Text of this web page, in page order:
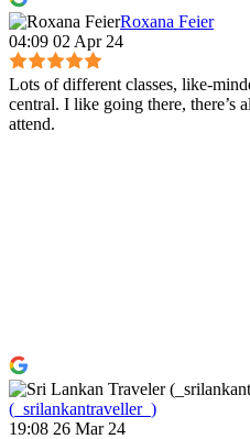
Roxana Feier
04:09 02 Apr 24
Lots of different classes, like-
central. I like going there, there’s
attend.
(_srilankantraveller_)
19:08 26 Mar 24